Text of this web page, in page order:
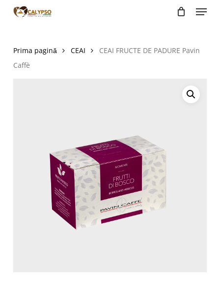
Menu
Prima pagină CEAI
CEAI FRUCTE DE PADURE Pavin
Caffè